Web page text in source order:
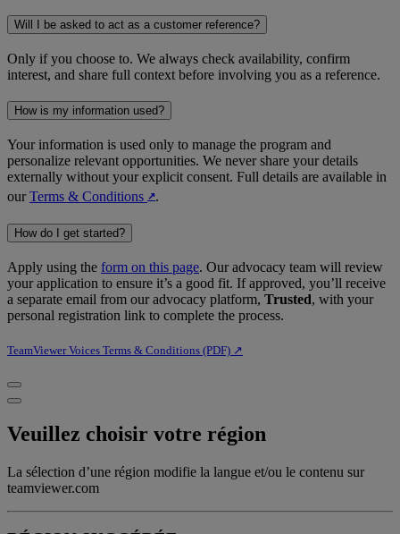
Will I be asked to act as a customer reference?
Only if you choose to. We always check availability, confirm
interest, and share full context before involving you as a reference.
How is my information used?
Your information is used only to manage the program and
personalize relevant opportunities. We never share your details
externally without your explicit consent. Full details are available in
ourTerms & Conditions ↗︎.
How do I get started?
Apply using the form on this page. Our advocacy team will review
your application to ensure it’s a good fit. If approved, you’ll receive
a separate email from our advocacy platform, Trusted, with your
personal registration link to complete the process.
TeamViewer Voices Terms & Conditions (PDF) ↗︎
Veuillez choisir votre région
La sélection d’une région modifie la langue et/ou le contenu sur
teamviewer.com